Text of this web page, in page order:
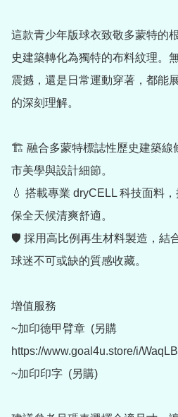
這款青少年版球衣致敬多蒙特的
史建築轉化為獨特的布料紋理。
震撼，還是日常運動穿著，都能
的深刻理解。
🏗️ 融合多蒙特標誌性歷史建築線
市美學與設計細節。
💧 搭載專業 dryCELL 科技面料
保全天候清爽舒適。
🛡️ 採用高比例再生材料製造，結
球迷不可或缺的質感收藏。
增值服務
~加印德甲臂章  (另購
https://www.goal4u.store/i/
~加印印字  (另購)